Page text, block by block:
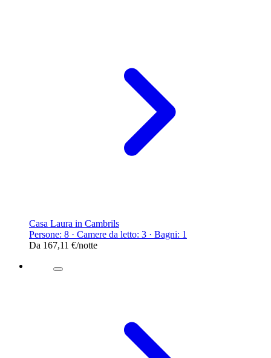
Casa Laura in Cambrils
Persone: 8 · Camere da letto: 3 · Bagni: 1
Da 167,11 €/notte